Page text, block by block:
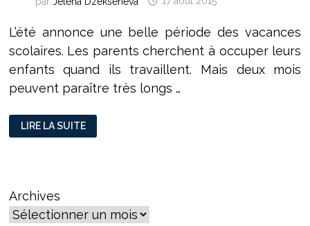
L’été annonce une belle période des vacances
scolaires. Les parents cherchent à occuper leurs
enfants quand ils travaillent. Mais deux mois
peuvent paraître très longs …
LES
VACANCES
:
LIRE LA SUITE
Archives